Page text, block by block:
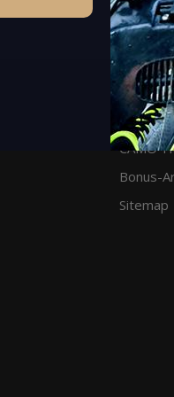
Links
CAMO-
Bonus-
Sitemap